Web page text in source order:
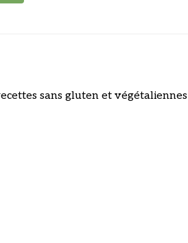
sans gluten et végétaliennes